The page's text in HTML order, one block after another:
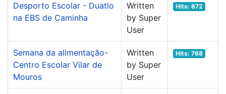
Desporto Escolar - Duatlo
na EBS de Caminha
Written
by Super
User
Hits: 672
Semana da alimentação-
Centro Escolar Vilar de
Mouros
Written
by Super
User
Hits: 768